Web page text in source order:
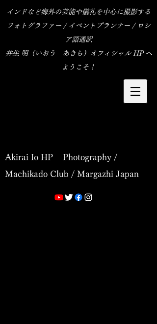
インドなど海外の芸能や儀礼を中心に撮影する
フォトグラファー / イベントプランナー / ロシ
ア語通訳
​井生 明（いおう あきら）オフィシャル HP へ
ようこそ！
Akirai Io HP Photography /
Machikado Club / Margazhi Japan